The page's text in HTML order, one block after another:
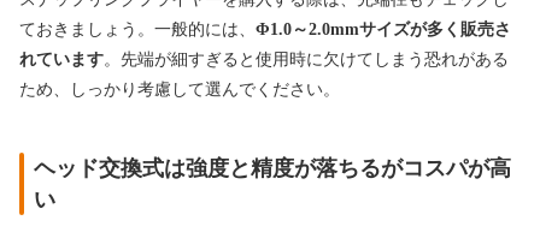
ておきましょう。一般的には、 Φ1.0～2.0mmサイズが多く販売さ
れています。先端が細すぎると使用時に欠けてしまう恐れがある
ため、しっかり考慮して選んでください。
ヘッド交換式は強度と精度が落ちるがコスパが高
い